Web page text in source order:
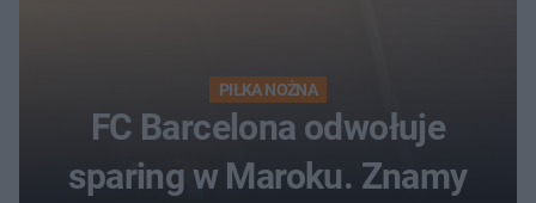
PIŁKA NOŻNA
FC Barcelona odwołuje
sparing w Maroku. Znamy